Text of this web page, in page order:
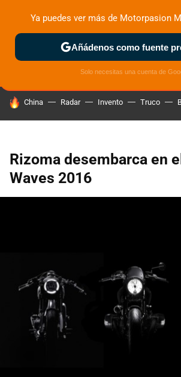
ZONA DE PRUEBAS DEPORTIVAS
HOY SE HABLA DE
China Radar Invento Truco
Rizoma desembarca en
Waves 2016
Ya puedes ver más de Motorpasion
Añádenos como fuente
Solo necesitas una cuenta de